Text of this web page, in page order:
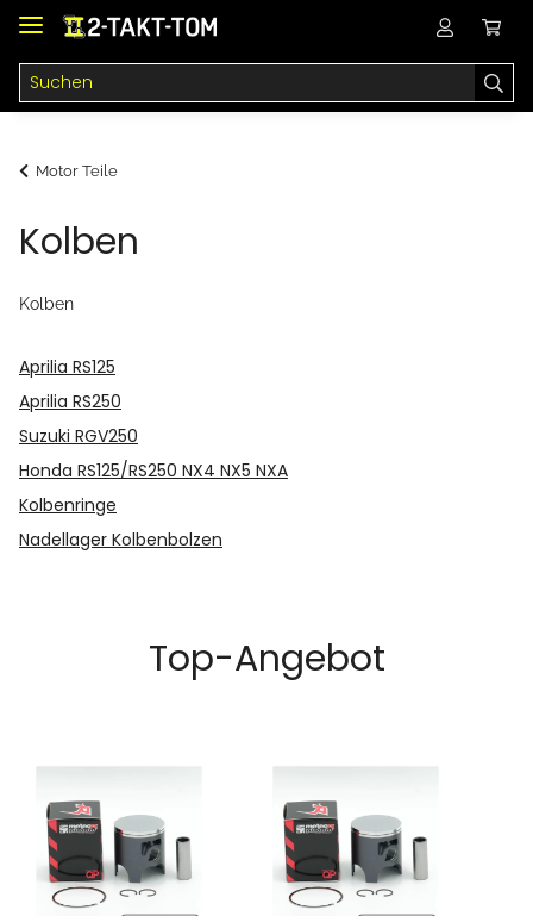
Motor Teile
Kolben
Kolben
Aprilia RS125
Aprilia RS250
Suzuki RGV250
Honda RS125/RS250 NX4 NX5 NXA
Kolbenringe
Nadellager Kolbenbolzen
Top-Angebot